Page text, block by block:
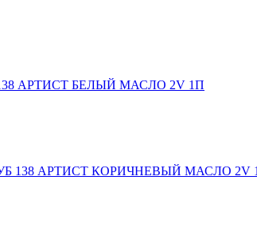
138 АРТИСТ БЕЛЫЙ МАСЛО 2V 1П